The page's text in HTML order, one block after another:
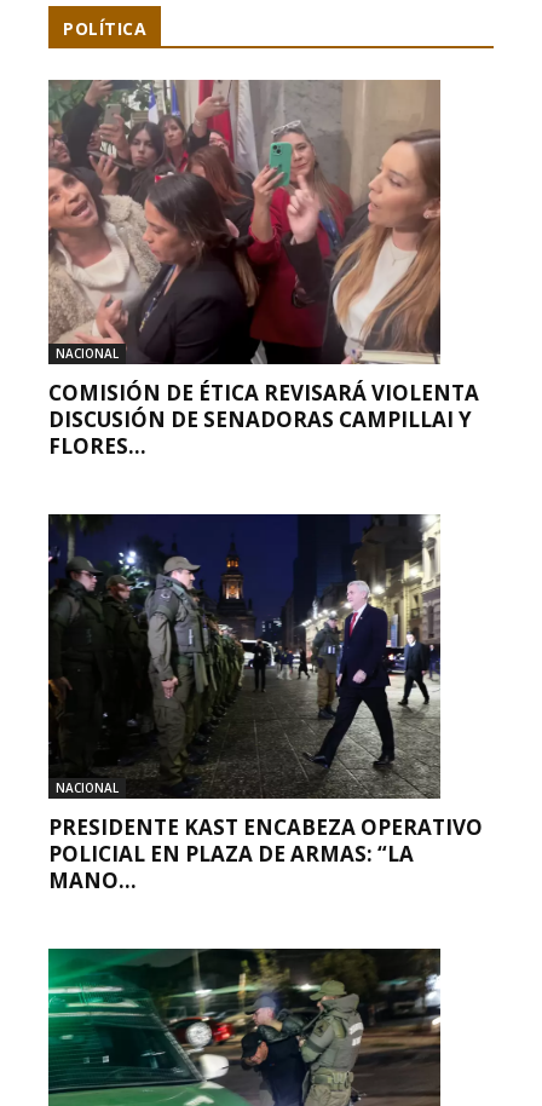
POLÍTICA
NACIONAL
COMISIÓN DE ÉTICA REVISARÁ VIOLENTA
DISCUSIÓN DE SENADORAS CAMPILLAI Y
FLORES...
NACIONAL
PRESIDENTE KAST ENCABEZA OPERATIVO
POLICIAL EN PLAZA DE ARMAS: “LA
MANO...